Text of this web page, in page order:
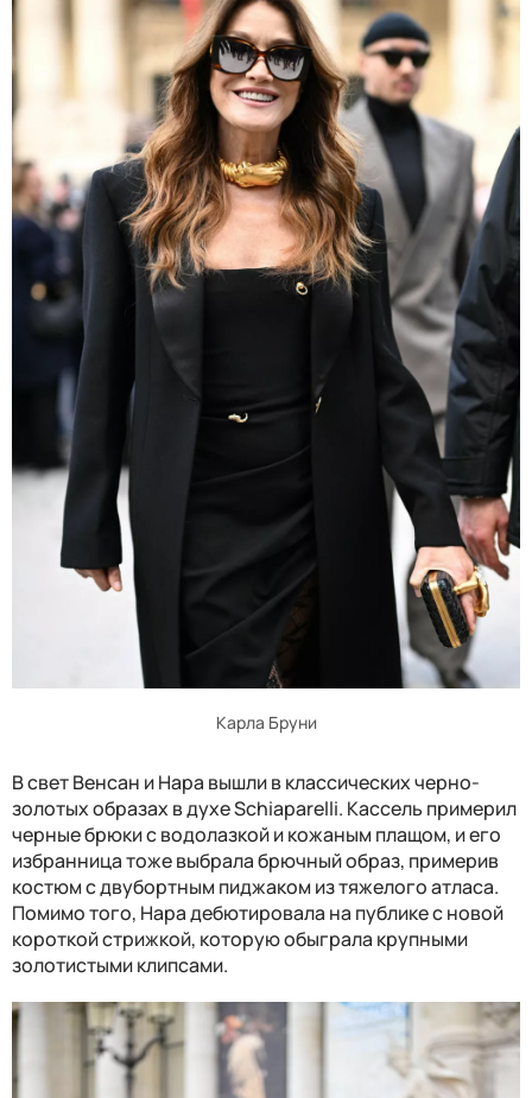
Карла Бруни
В свет Венсан и Нара вышли в классических черно-
золотых образах в духе Schiaparelli. Кассель примерил
черные брюки с водолазкой и кожаным плащом, и его
избранница тоже выбрала брючный образ, примерив
костюм с двубортным пиджаком из тяжелого атласа.
Помимо того, Нара дебютировала на публике с новой
короткой стрижкой, которую обыграла крупными
золотистыми клипсами.